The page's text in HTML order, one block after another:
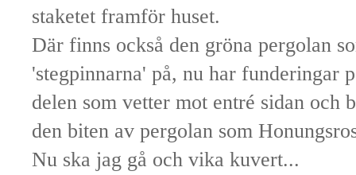
staketet framför huset.
Där finns också den gröna pergolan
'stegpinnarna' på, nu har funderingar
delen som vetter mot entré sidan och
den biten av pergolan som
Nu ska jag gå och vika kuvert...